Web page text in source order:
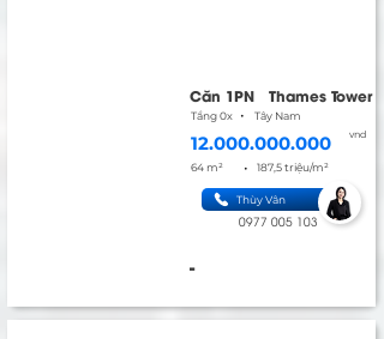
Căn 1PN Thames Tower
Tầng 0x • Tây Nam
12.000.000.000 vnd
64 m² • 187,5 triệu/m²
Thùy Vân
0977 005 103
-